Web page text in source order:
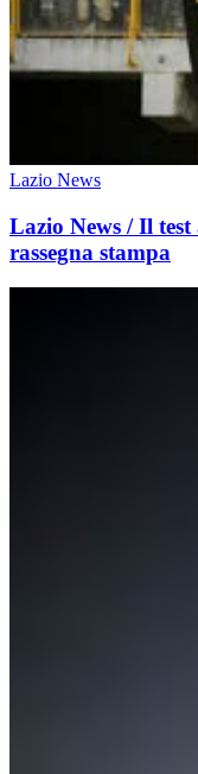
Lazio News
Lazio News / Il
rassegna stampa